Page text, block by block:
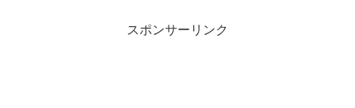
スポンサーリンク